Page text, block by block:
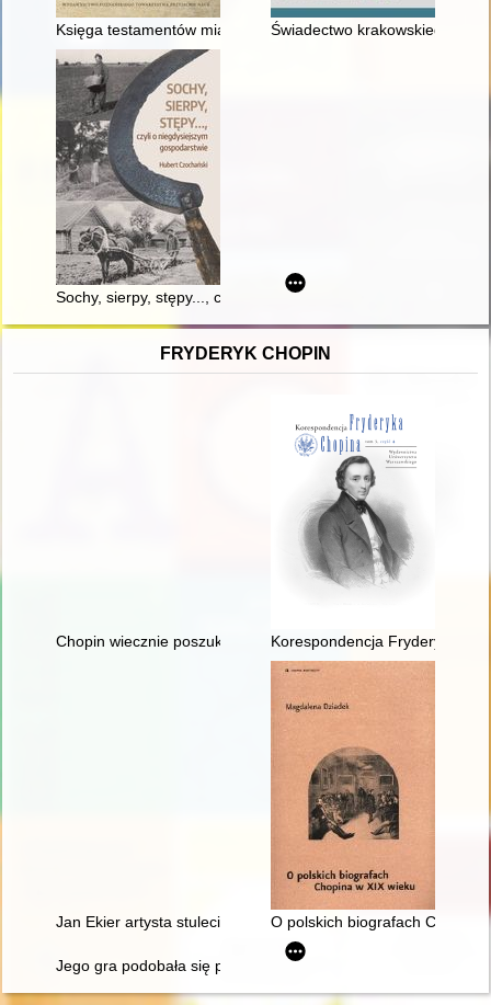
Księga testamentów miasta Bnina : zapiski z lat 1574-1688
Świadectwo krakowskiego
Sochy, sierpy, stępy..., czyli O niegdysiejszym gospodarstwie
FRYDERYK CHOPIN
Chopin wiecznie poszukiwany. Historia Międzynarodowego
Korespondencja Fryderyka
Jan Ekier artysta stulecia - w darze Chopinowi. Księga
O polskich biografach Chopina
Jego gra podobała się przede wszystkim damom... Chopin i